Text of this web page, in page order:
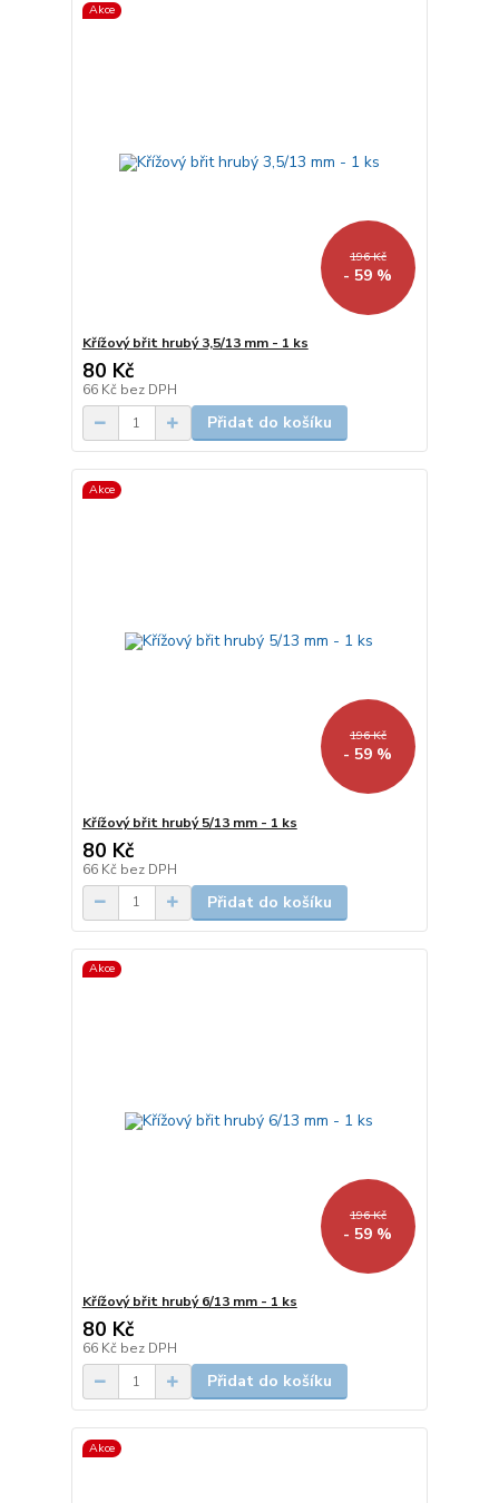
Akce
196 Kč
- 59 %
Křížový břit hrubý 3,5/13 mm - 1 ks
80 Kč
66 Kč bez DPH
Přidat do košíku
Akce
196 Kč
- 59 %
Křížový břit hrubý 5/13 mm - 1 ks
80 Kč
66 Kč bez DPH
Přidat do košíku
Akce
196 Kč
- 59 %
Křížový břit hrubý 6/13 mm - 1 ks
80 Kč
66 Kč bez DPH
Přidat do košíku
Akce